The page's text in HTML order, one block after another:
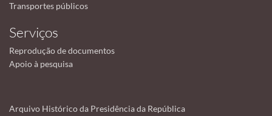
Transportes públicos
Serviços
Reprodução de documentos
Apoio à pesquisa
Arquivo Histórico da Presidência da República